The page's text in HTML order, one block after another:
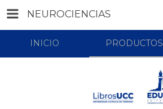
NEUROCIENCIAS
INICIO PRODUCTOS